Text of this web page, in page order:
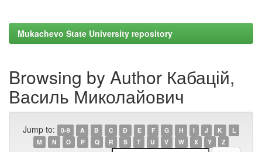
Mukachevo State University repository
Browsing by Author Кабацій,
Василь Миколайович
Jump to: 0-9 A B C D E F G H I J K
L
M
N O P Q R S T U V W X Y Z